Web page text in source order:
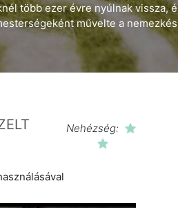
több ezer évre nyúlnak vissza,
művelte a
Nehézség: